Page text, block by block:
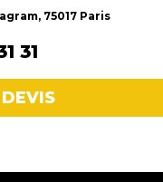
75017 Paris
31